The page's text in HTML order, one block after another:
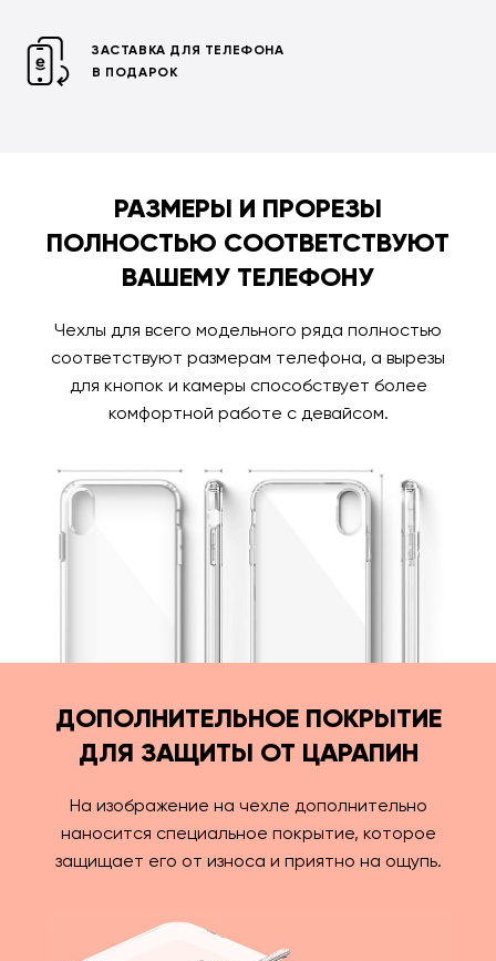
ЗАСТАВКА ДЛЯ ТЕЛЕФОНА
В ПОДАРОК
РАЗМЕРЫ И ПРОРЕЗЫ
ПОЛНОСТЬЮ СООТВЕТСТВУЮТ
ВАШЕМУ ТЕЛЕФОНУ
Чехлы для всего модельного ряда полностью
соответствуют размерам телефона, а вырезы
для кнопок и камеры способствует более
комфортной работе с девайсом.
ДОПОЛНИТЕЛЬНОЕ ПОКРЫТИЕ
ДЛЯ ЗАЩИТЫ ОТ ЦАРАПИН
На изображение на чехле дополнительно
наносится специальное покрытие, которое
защищает его от износа и приятно на ощупь.